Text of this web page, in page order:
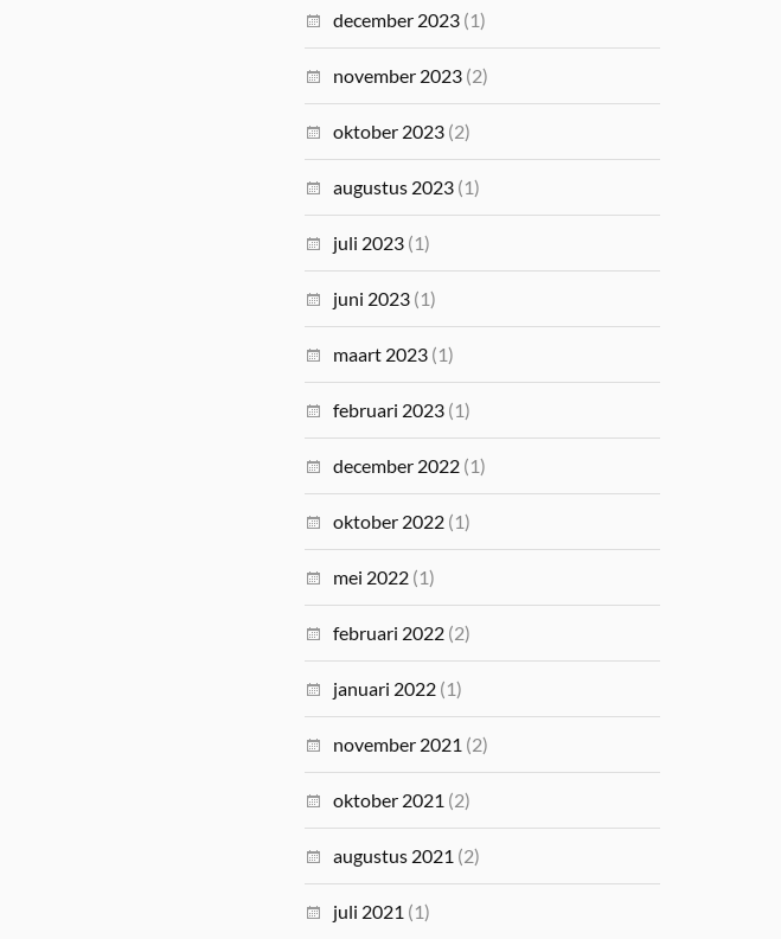
december 2023 (1)
november 2023 (2)
oktober 2023 (2)
augustus 2023 (1)
juli 2023 (1)
juni 2023 (1)
maart 2023 (1)
februari 2023 (1)
december 2022 (1)
oktober 2022 (1)
mei 2022 (1)
februari 2022 (2)
januari 2022 (1)
november 2021 (2)
oktober 2021 (2)
augustus 2021 (2)
juli 2021 (1)